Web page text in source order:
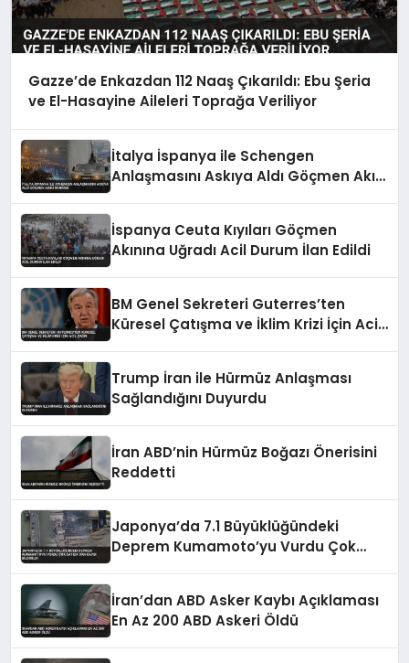
Gazze’de Enkazdan 112 Naaş Çıkarıldı: Ebu Şeria
ve El-Hasayine Aileleri Toprağa Veriliyor
İtalya İspanya ile Schengen
Anlaşmasını Askıya Aldı Göçmen Akını
İspanya Ceuta Kıyıları Göçmen
Akınına Uğradı Acil Durum İlan Edildi
BM Genel Sekreteri Guterres’ten
Küresel Çatışma ve İklim Krizi İçin Acil
Trump İran ile Hürmüz Anlaşması
Sağlandığını Duyurdu
İran ABD’nin Hürmüz Boğazı Önerisini
Reddetti
Japonya’da 7.1 Büyüklüğündeki
Deprem Kumamoto’yu Vurdu Çok
İran’dan ABD Asker Kaybı Açıklaması
En Az 200 ABD Askeri Öldü